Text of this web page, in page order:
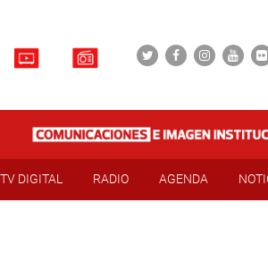
TV DIGITAL RADIO AGENDA